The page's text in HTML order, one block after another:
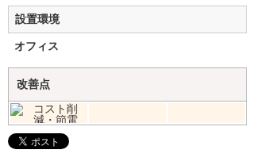
設置環境
オフィス
改善点